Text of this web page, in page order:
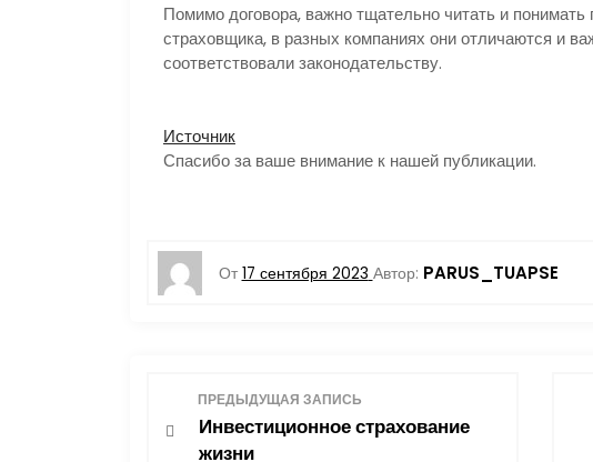
Помимо договора, важно тщательно читать и понимать
страховщика, в разных компаниях они отличаются и
соответствовали законодательству.
Источник
Спасибо за ваше внимание к нашей публикации.
От 17 сентября 2023 Автор: PARUS_TUAPSE
ПРЕДЫДУЩАЯ ЗАПИСЬ
Инвестиционное страхование
жизни